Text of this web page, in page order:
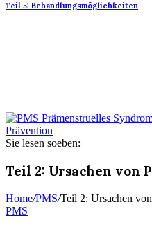
Teil 5: Behandlungsmöglichkeiten
Sie lesen soeben:
Teil 2: Ursachen von
Home/PMS/Teil 2: Ursachen
PMS